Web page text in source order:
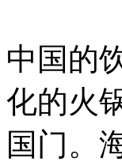
中国的
化的火
国门。